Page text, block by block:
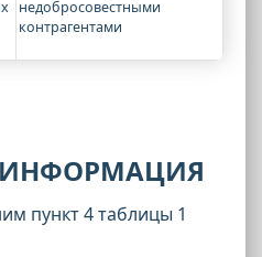
недобросовестными
контрагентами
пункт 4 таблицы 1